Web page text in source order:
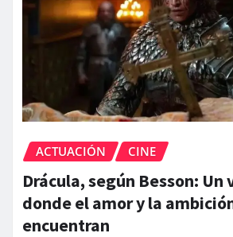
ACTUACIÓN CINE
Drácula, según Besson:
donde el amor y la
encuentran